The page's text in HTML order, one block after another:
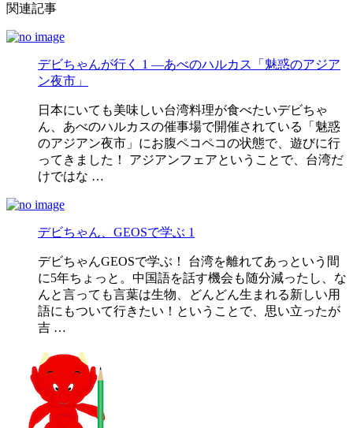
関連記事
デビちゃんが行く 1 —あべのハルカス「魅惑のアジア
ン夜市」
日本にいても美味しい台湾料理が食べたいデビちゃ
ん、あべのハルカスの催事場で開催されている「魅惑
のアジアン夜市」にお腹ペコペコの状態で、遊びに行
ってきました！ アジアンフェアということで、台湾だ
けではな …
デビちゃん、GEOSで学ぶ 1
デビちゃんGEOSで学ぶ！ 台湾を離れてあっという間
に5年ちょっと。中国語を話す機会も随分減ったし、な
んと言っても言葉は生物、どんどん生まれる新しい用
語にもついて行きたい！ということで、思い立ったが
吉 …